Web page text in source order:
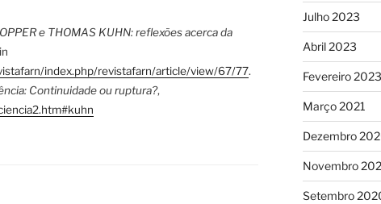
e THOMAS KUHN: reflexões acerca da
index.php/revistafarn/article/view/67/77.
Continuidade ou ruptura?,
Julho 2023
Abril 2023
Fevereiro 2023
Março 2021
Dezembro
Novembro
Setembro